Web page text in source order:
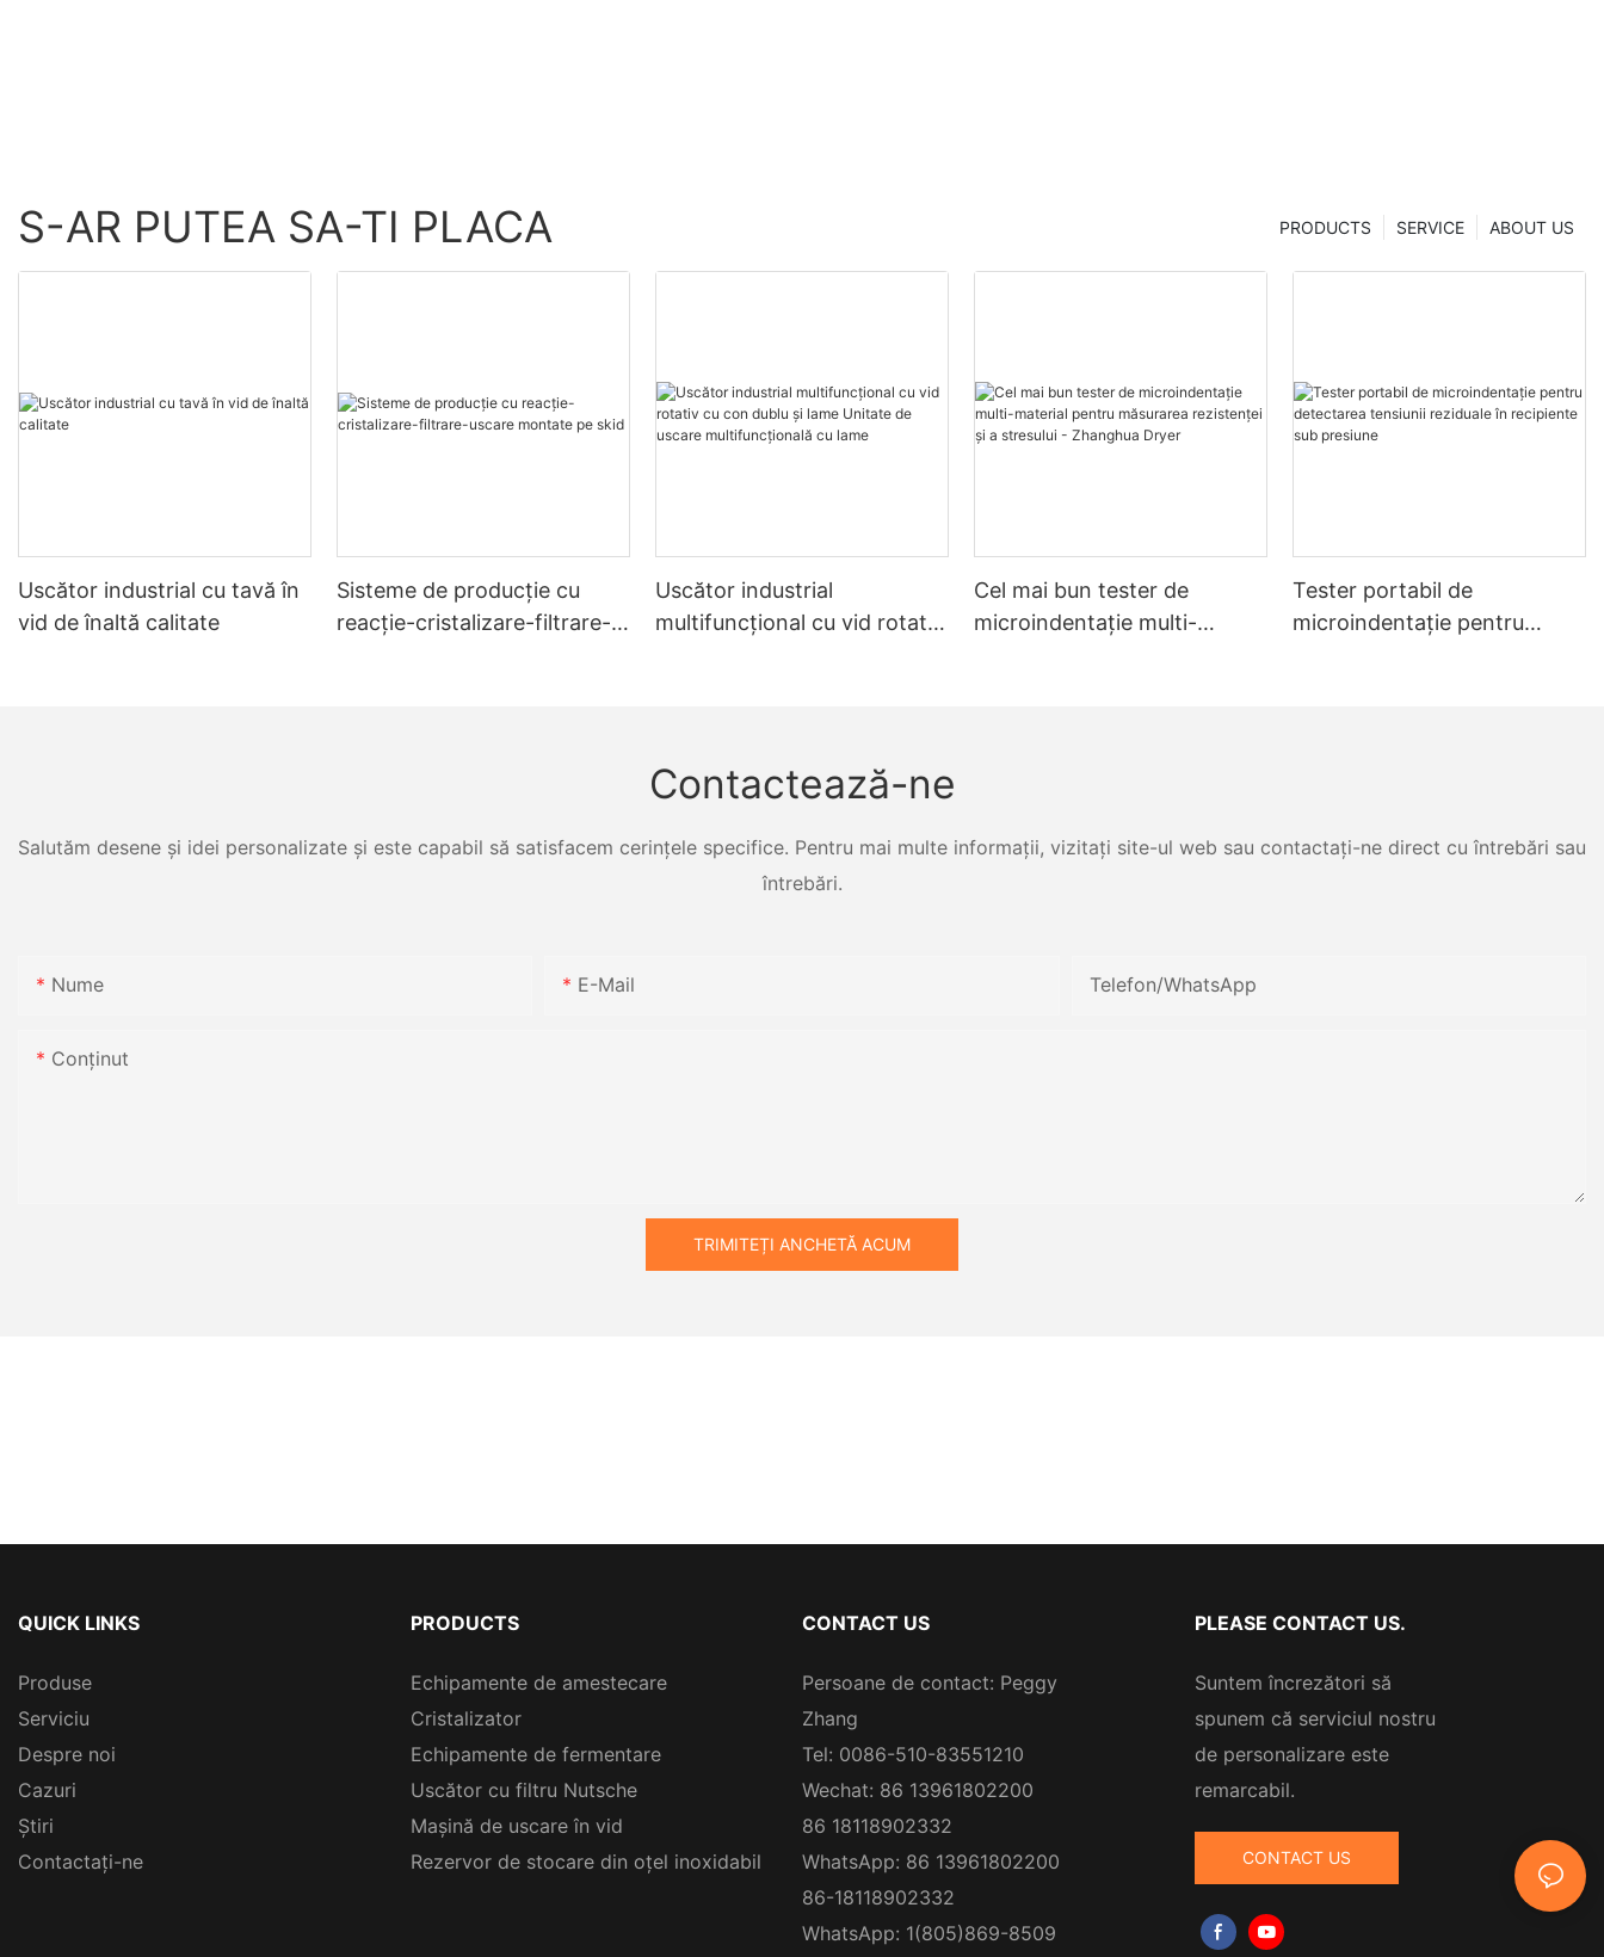
S-AR PUTEA SA-TI PLACA ABOUT US
SERVICE
PRODUCTS
Uscător industrial cu tavă în
vid de înaltă calitate
Sisteme de producție cu
reacție-cristalizare-filtrare-
Uscător industrial
multifuncțional cu vid rotativ
Cel mai bun tester de
microindentație multi-
Tester portabil de
microindentație pentru
Contactează-ne
Salutăm desene și idei personalizate și este capabil să satisfacem cerințele specifice. Pentru mai multe informații, vizitați site-ul web sau contactați-ne direct cu întrebări sau
întrebări.
Nume E-Mail Telefon/WhatsApp
Conţinut
TRIMITEȚI ANCHETĂ ACUM
QUICK LINKS
Produse
Serviciu
Despre noi
Cazuri
Ştiri
Contactați-ne
PRODUCTS
Echipamente de amestecare
Cristalizator
Echipamente de fermentare
Uscător cu filtru Nutsche
Mașină de uscare în vid
Rezervor de stocare din oțel inoxidabil
CONTACT US
Persoane de contact: Peggy
Zhang
Tel: 0086-510-83551210
Wechat: 86 13961802200
86 18118902332
WhatsApp: 86 13961802200
86-18118902332
WhatsApp: 1(805)869-8509
PLEASE CONTACT US.
Suntem încrezători să
spunem că serviciul nostru
de personalizare este
remarcabil.
CONTACT US